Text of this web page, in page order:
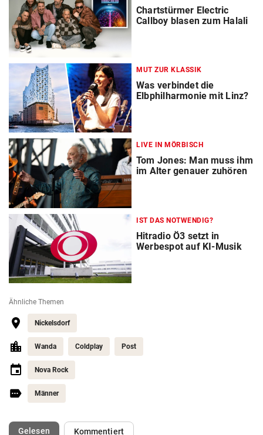
Chartstürmer Electric
Callboy blasen zum Halali
MUT ZUR KLASSIK
Was verbindet die
Elbphilharmonie mit Linz?
LIVE IN MÖRBISCH
Tom Jones: Man muss ihm
im Alter genauer zuhören
IST DAS NOTWENDIG?
Hitradio Ö3 setzt in
Werbespot auf KI-Musik
Ähnliche Themen
Nickelsdorf
Wanda Coldplay Post
Nova Rock
Männer
Gelesen(ausgewählt)Kommentiert